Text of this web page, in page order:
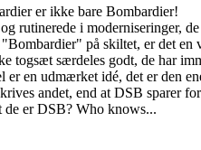
er ikke bare Bombardier!
rutinerede i moderniseringer,
på skiltet, er det en
togsæt særdeles godt, de har
en udmærket idé, det er den
andet, end at DSB sparer
de er DSB? Who knows...